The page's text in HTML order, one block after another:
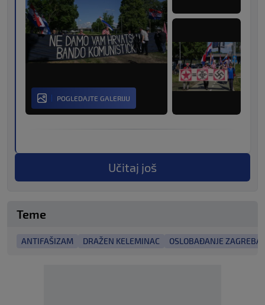
POGLEDAJTE GALERIJU
Učitaj još
Teme
ANTIFAŠIZAM DRAŽEN KELEMINAC OSLOBAĐANJE ZAGREBA